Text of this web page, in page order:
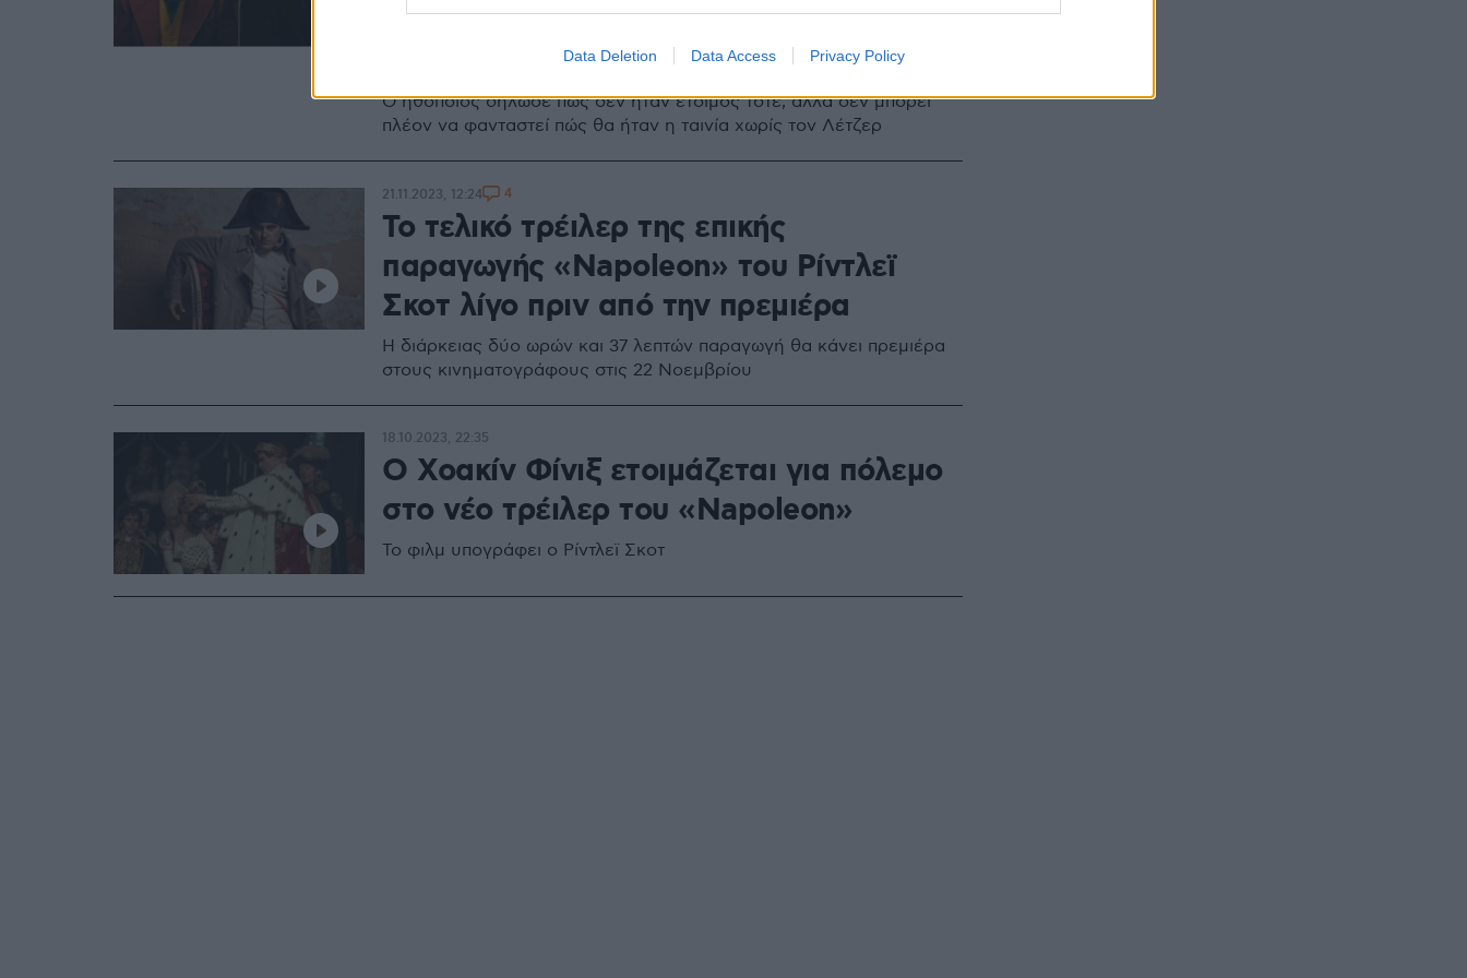
Data Deletion Data Access Privacy Policy
στον ίδιο αλλά κατέληξε στον Χιθ
Ο ηθοποιός δήλωσε πως δεν ήταν έτοιμος τότε, αλλά δεν μπορεί
πλέον να φανταστεί πώς θα ήταν η ταινία χωρίς τον Λέτζερ
Το τελικό τρέιλερ της επικής
παραγωγής «Napoleon» του Ρίντλεϊ
Σκοτ λίγο πριν από την πρεμιέρα
Η διάρκειας δύο ωρών και 37 λεπτών παραγωγή θα κάνει πρεμιέρα
στους κινηματογράφους στις 22 Νοεμβρίου
21.11.2023, 12:24 4
Ο Χοακίν Φίνιξ ετοιμάζεται για πόλεμο
στο νέο τρέιλερ του «Napoleon»
Το φιλμ υπογράφει ο Ρίντλεϊ Σκοτ
18.10.2023, 22:35